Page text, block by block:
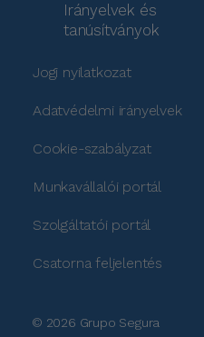
Irányelvek és
tanúsítványok
Jogi nyilatkozat
Adatvédelmi irányelvek
Cookie-szabályzat
Munkavállalói portál
Szolgáltatói portál
Csatorna feljelentés
© 2026 Grupo Segura